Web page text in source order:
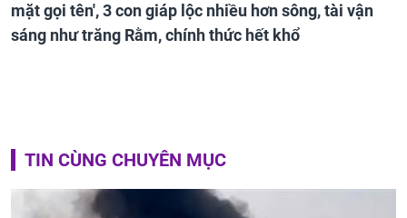
mặt gọi tên', 3 con giáp lộc nhiều hơn sông, tài vận
sáng như trăng Rằm, chính thức hết khổ
TIN CÙNG CHUYÊN MỤC